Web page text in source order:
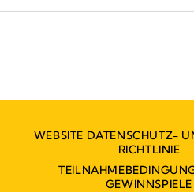
WEBSITE DATENSCHUTZ-
RICHTLINIE
GEWINNSPIELE